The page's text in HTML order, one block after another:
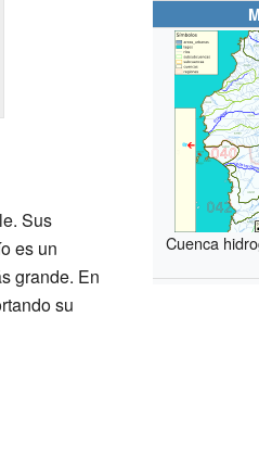
Cuenca
Sus
es un
grande. En
su